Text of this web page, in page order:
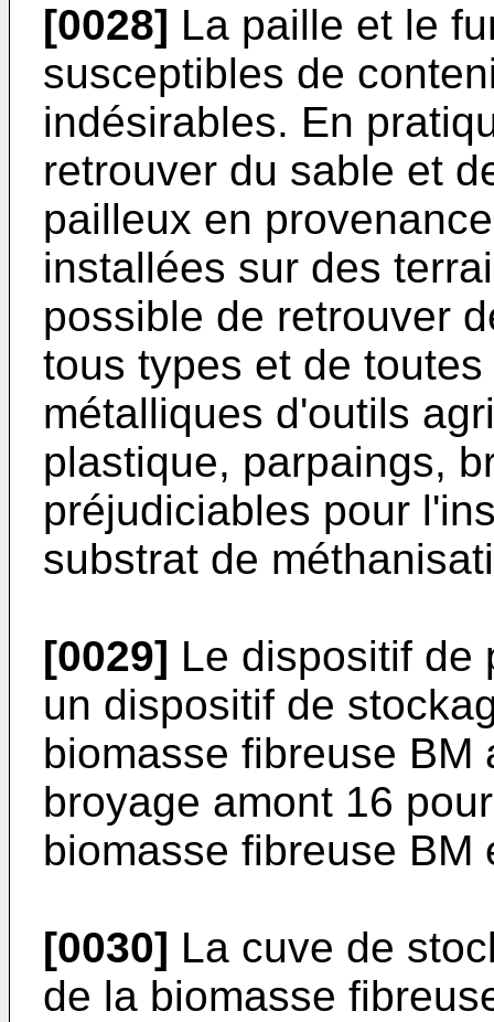
[0028] La paille et le
susceptibles de
indésirables. En
retrouver du sable et
pailleux en
installées sur des
possible de retrouver
tous types et de
métalliques d'outils
plastique, parpaings,
préjudiciables pour
substrat de
[0029] Le dispositif de
un dispositif de
biomasse fibreuse
broyage amont 16
biomasse fibreuse BM
[0030] La cuve de
de la biomasse